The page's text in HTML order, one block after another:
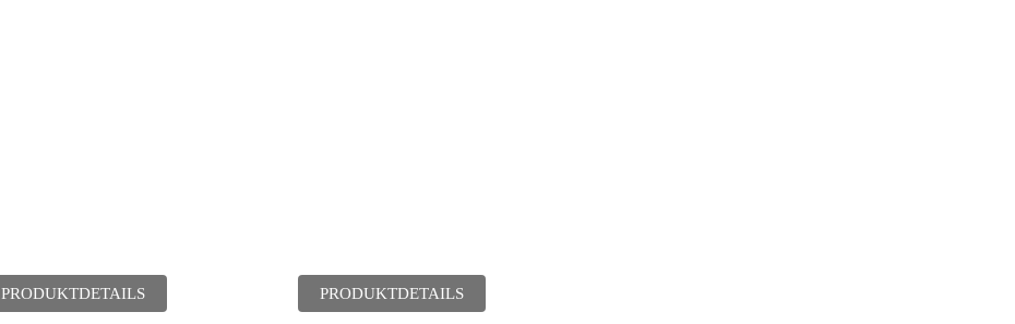
PRODUKTDETAILS PRODUKTDETAILS